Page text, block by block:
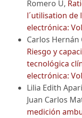
Romero U,
l´utilisation de
electrónica:
Carlos Hernán
Riesgo y
tecnológica
electrónica:
Lilia Edith
Juan Carlos
medición